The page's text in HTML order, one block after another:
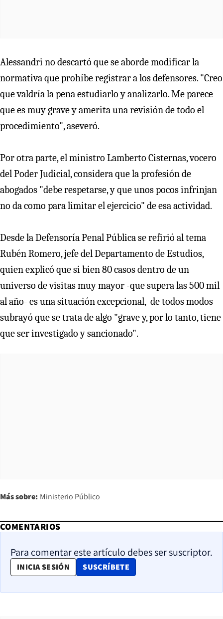
Alessandri no descartó que se aborde modificar la
normativa que prohíbe registrar a los defensores. "Creo
que valdría la pena estudiarlo y analizarlo. Me parece
que es muy grave y amerita una revisión de todo el
procedimiento", aseveró.
Por otra parte, el ministro Lamberto Cisternas, vocero
del Poder Judicial, considera que la profesión de
abogados "debe respetarse, y que unos pocos infrinjan
no da como para limitar el ejercicio" de esa actividad.
Desde la Defensoría Penal Pública se refirió al tema
Rubén Romero, jefe del Departamento de Estudios,
quien explicó que si bien 80 casos dentro de un
universo de visitas muy mayor -que supera las 500 mil
al año- es una situación excepcional, de todos modos
subrayó que se trata de algo "grave y, por lo tanto, tiene
que ser investigado y sancionado".
Más sobre: Ministerio Público
COMENTARIOS
Para comentar este artículo debes ser suscriptor.
INICIA SESIÓN SUSCRÍBETE
OPENS IN NEW WINDOW